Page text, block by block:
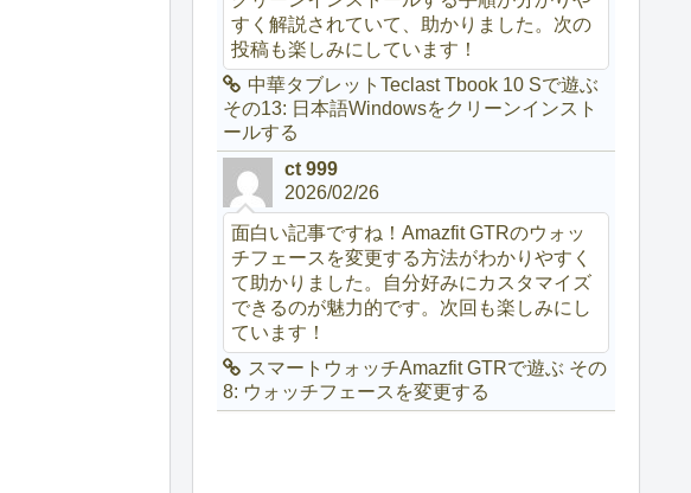
すく解説されていて、助かりました。次の
投稿も楽しみにしています！
中華タブレットTeclast Tbook 10 Sで遊ぶ
その13: 日本語Windowsをクリーンインスト
ールする
ct 999
2026/02/26
面白い記事ですね！Amazfit GTRのウォッ
チフェースを変更する方法がわかりやすく
て助かりました。自分好みにカスタマイズ
できるのが魅力的です。次回も楽しみにし
ています！
スマートウォッチAmazfit GTRで遊ぶ その
8: ウォッチフェースを変更する